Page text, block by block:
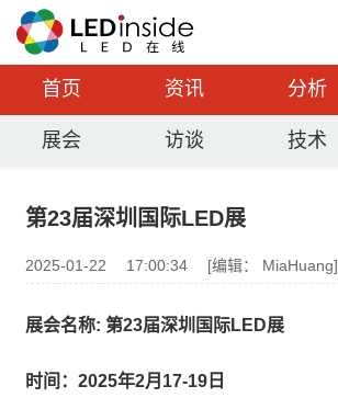
首页 资讯 分析
展会 访谈 技术
第23届深圳国际LED展
2025-01-22 17:00:34 [编辑： MiaHuang]
展会名称: 第23届深圳国际LED展
时间：2025年2月17-19日